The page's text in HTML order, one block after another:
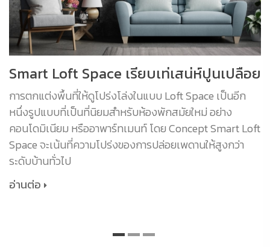
Smart Loft Space เรียบเท่เสน่ห์ปูนเปลือย
การตกแต่งพื้นที่ให้ดูโปร่งโล่งในแบบ Loft Space เป็นอีก
หนึ่งรูปแบบที่เป็นที่นิยมสำหรับห้องพักสมัยใหม่ อย่าง
คอนโดมิเนียม หรืออาพาร์ทเมนท์ โดย Concept Smart Loft
Space จะเน้นที่ความโปร่งของการปล่อยเพดานให้สูงกว่า
ระดับบ้านทั่วไป
อ่านต่อ